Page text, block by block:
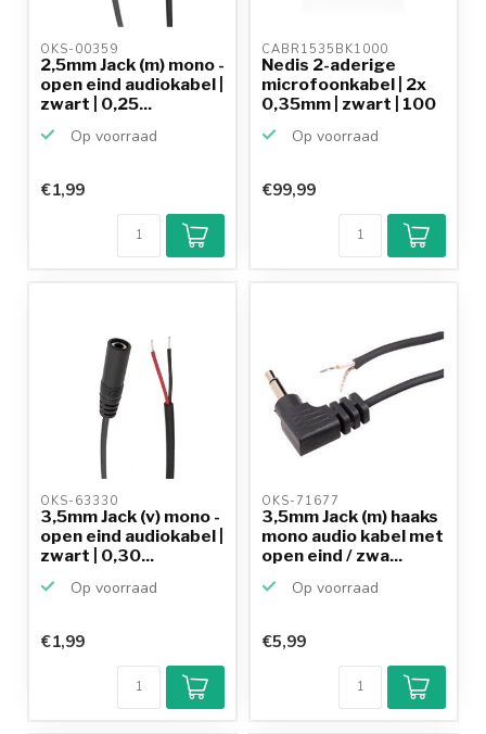
OKS-00359
2,5mm Jack (m) mono -
open eind audiokabel |
zwart | 0,25...
Op voorraad
€1,99
CABR1535BK1000
Nedis 2-aderige
microfoonkabel | 2x
0,35mm | zwart | 100
Op voorraad
€99,99
OKS-63330
3,5mm Jack (v) mono -
open eind audiokabel |
zwart | 0,30...
Op voorraad
€1,99
OKS-71677
3,5mm Jack (m) haaks
mono audio kabel met
open eind / zwa...
Op voorraad
€5,99